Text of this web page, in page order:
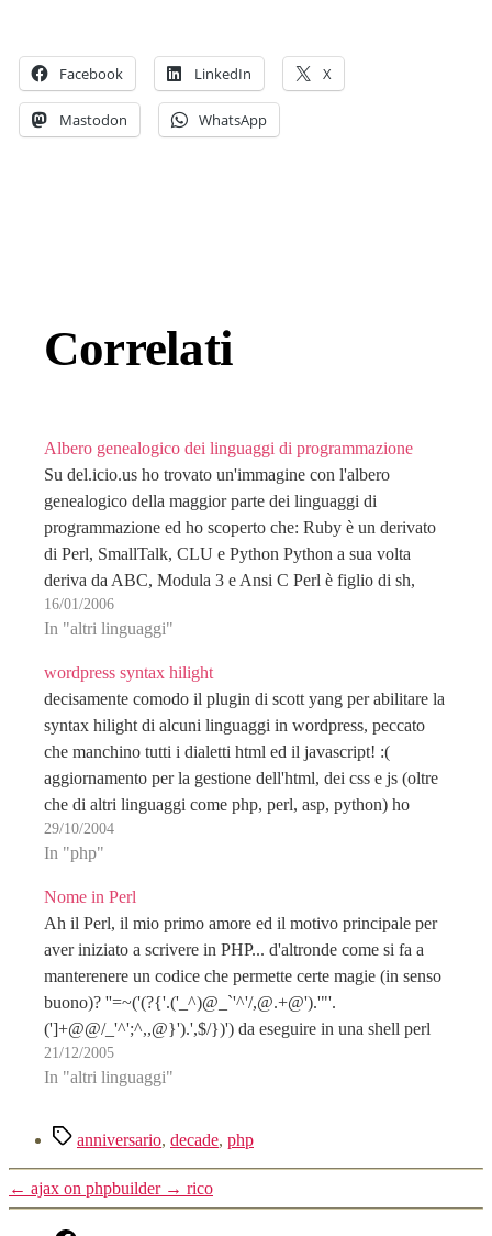
Facebook LinkedIn X
Mastodon WhatsApp
Correlati
Albero genealogico dei linguaggi di programmazione
Su del.icio.us ho trovato un'immagine con l'albero
genealogico della maggior parte dei linguaggi di
programmazione ed ho scoperto che: Ruby è un derivato
di Perl, SmallTalk, CLU e Python Python a sua volta
deriva da ABC, Modula 3 e Ansi C Perl è figlio di sh,
nawk, sed e C…
16/01/2006
In "altri linguaggi"
wordpress syntax hilight
decisamente comodo il plugin di scott yang per abilitare la
syntax hilight di alcuni linguaggi in wordpress, peccato
che manchino tutti i dialetti html ed il javascript! :(
aggiornamento per la gestione dell'html, dei css e js (oltre
che di altri linguaggi come php, perl, asp, python) ho
scoperto il…
29/10/2004
In "php"
Nome in Perl
Ah il Perl, il mio primo amore ed il motivo principale per
aver iniziato a scrivere in PHP... d'altronde come si fa a
manterenere un codice che permette certe magie (in senso
buono)? ''=~('(?{'.('_^)@_`'^'/,@.+@').'"'.
(']+@@/_'^';^,,@}').',$/})') da eseguire in una shell perl
per generare anche voi una stringa con il vostro nome…
21/12/2005
In "altri linguaggi"
Tag anniversario, decade, php
← ajax on phpbuilder → rico